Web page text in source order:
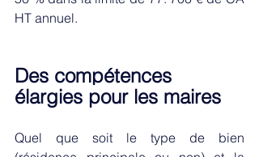
HT annuel.
Des compétences
élargies pour les maires
Quel que soit le type de bien